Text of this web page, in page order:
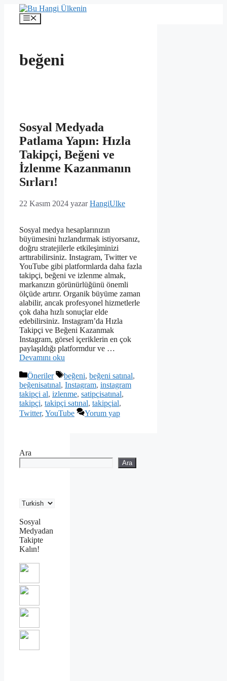
İçeriğe
Menü
beğeni
Sosyal Medyada
Patlama Yapın: Hızla
Takipçi, Beğeni ve
İzlenme Kazanmanın
Sırları!
22 Kasım 2024 yazarHangiUlke
Sosyal medya hesaplarınızın
büyümesini hızlandırmak istiyorsanız,
doğru stratejilerle etkileşiminizi
arttırabilirsiniz. Instagram, Twitter ve
YouTube gibi platformlarda daha fazla
takipçi, beğeni ve izlenme almak,
markanızın görünürlüğünü önemli
ölçüde artırır. Organik büyüme zaman
alabilir, ancak profesyonel hizmetlerle
çok daha hızlı sonuçlar elde
edebilirsiniz. Instagram’da Hızla
Takipçi ve Beğeni Kazanmak
Instagram, görsel içeriklerin en çok
paylaşıldığı platformdur ve …
Devamını oku
Kategoriler
Öneriler Etiketler
beğeni, beğeni satınal,
beğenisatınal, Instagram, instagram
takipçi al, izlenme, satipçisatınal,
takipçi, takipçi satınal, takipçial,
Twitter, YouTube Yorum yap
Ara
Ara
Sosyal
Medyadan
Takipte
Kalın!